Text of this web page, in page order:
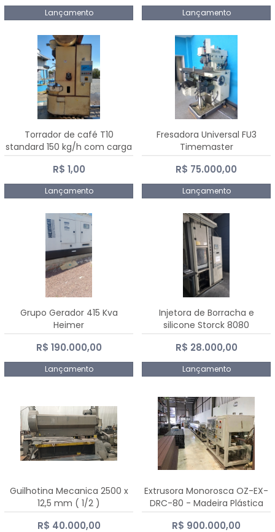
Lançamento Lançamento
Torrador de café T10
standard 150 kg/h com carga
de 10 kg
R$ 1,00
Lançamento
Fresadora Universal FU3
Timemaster
R$ 75.000,00
Lançamento
Grupo Gerador 415 Kva
Heimer
R$ 190.000,00
Lançamento
Injetora de Borracha e
silicone Storck 8080
R$ 28.000,00
Lançamento
Guilhotina Mecanica 2500 x
12,5 mm ( 1/2 )
R$ 40.000,00
Extrusora Monorosca OZ-EX-
DRC-80 - Madeira Plástica
R$ 900.000,00